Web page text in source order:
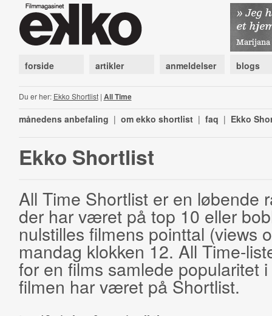
forside artikler anmeldelser blogs
Du er her: Ekko Shortlist| All Time
månedens anbefaling | om ekko shortlist | faq | Ekko
Ekko Shortlist
All Time Shortlist er en løbende
der har været på top 10 eller
nulstilles filmens pointtal (views
mandag klokken 12. All Time-
for en films samlede popularitet
filmen har været på Shortlist.